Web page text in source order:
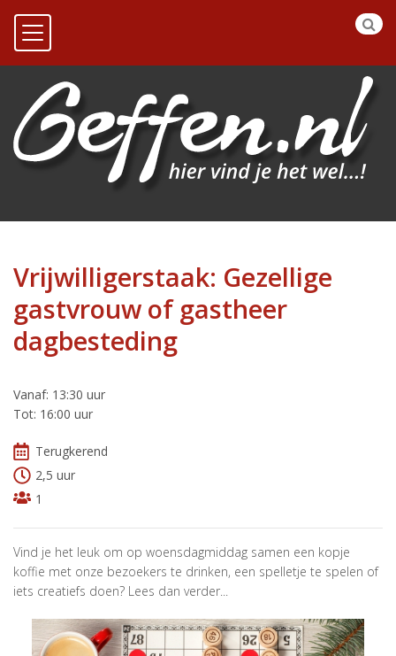
Vrijwilligerstaak: Gezellige
gastvrouw of gastheer
dagbesteding
Vanaf: 13:30 uur
Tot: 16:00 uur
Terugkerend
2,5 uur
1
Vind je het leuk om op woensdagmiddag samen een kopje
koffie met onze bezoekers te drinken, een spelletje te spelen of
iets creatiefs doen? Lees dan verder...